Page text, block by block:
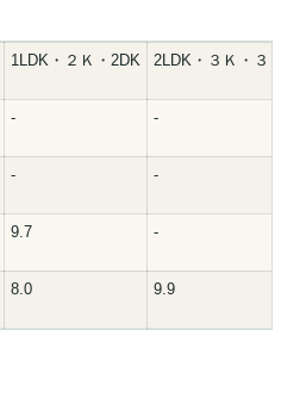
1LDK・２Ｋ・2DK 2LDK・３Ｋ・３ＤＫ
- -
- -
9.7 -
8.0 9.9